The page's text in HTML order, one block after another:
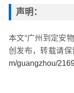
声明：
本文“广州到定安
创发布，转载请保
m/guangzhou/